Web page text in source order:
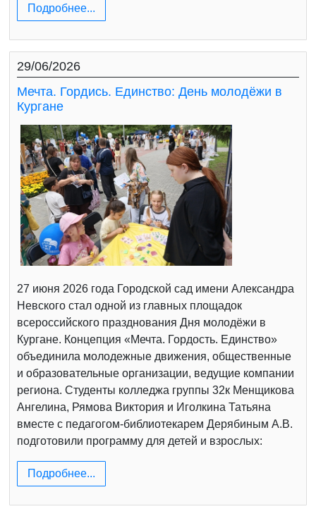
Подробнее...
29/06/2026
Мечта. Гордись. Единство: День молодёжи в
Кургане
27 июня 2026 года Городской сад имени Александра
Невского стал одной из главных площадок
всероссийского празднования Дня молодёжи в
Кургане. Концепция «Мечта. Гордость. Единство»
объединила молодежные движения, общественные
и образовательные организации, ведущие компании
региона. Студенты колледжа группы 32к Менщикова
Ангелина, Рямова Виктория и Иголкина Татьяна
вместе с педагогом-библиотекарем Дерябиным А.В.
подготовили программу для детей и взрослых:
Подробнее...